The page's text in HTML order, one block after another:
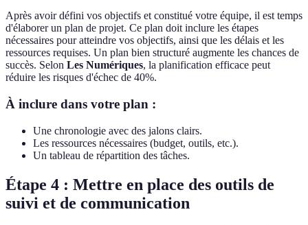
Après avoir défini vos objectifs et constitué votre équipe, il est temps
d'élaborer un plan de projet. Ce plan doit inclure les étapes
nécessaires pour atteindre vos objectifs, ainsi que les délais et les
ressources requises. Un plan bien structuré augmente les chances de
succès. Selon Les Numériques, la planification efficace peut
réduire les risques d'échec de 40%.
À inclure dans votre plan :
Une chronologie avec des jalons clairs.
Les ressources nécessaires (budget, outils, etc.).
Un tableau de répartition des tâches.
Étape 4 : Mettre en place des outils de
suivi et de communication